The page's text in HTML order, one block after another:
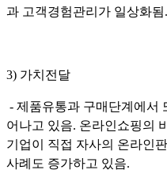
과 고객경험관리가 일상화됨.
3) 가치전달
- 제품유통과 구매단계에서
어나고 있음. 온라인쇼핑의
기업이 직접 자사의 온라인
사례도 증가하고 있음.